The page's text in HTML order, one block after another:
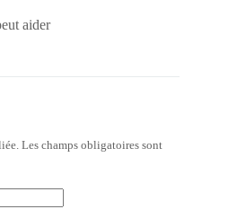
aider
Les champs obligatoires sont